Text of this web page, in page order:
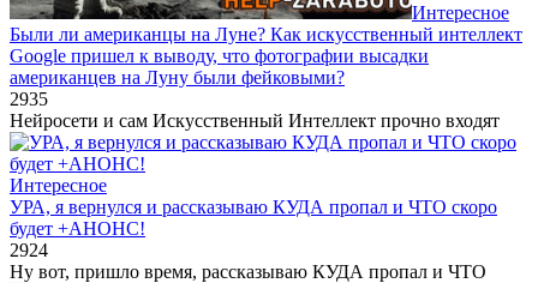
Интересное
Были ли американцы на Луне? Как искусственный интеллект
Google пришел к выводу, что фотографии высадки
американцев на Луну были фейковыми?
2935
Нейросети и сам Искусственный Интеллект прочно входят
Интересное
УРА, я вернулся и рассказываю КУДА пропал и ЧТО скоро
будет +АНОНС!
2924
Ну вот, пришло время, рассказываю КУДА пропал и ЧТО